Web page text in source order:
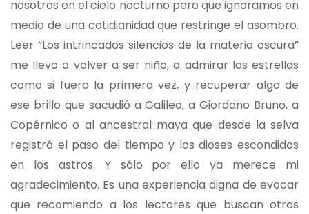
nosotros en el cielo nocturno pero que ignoramos en
medio de una cotidianidad que restringe el asombro.
Leer “Los intrincados silencios de la materia oscura”
me llevo a volver a ser niño, a admirar las estrellas
como si fuera la primera vez, y recuperar algo de
ese brillo que sacudió a Galileo, a Giordano Bruno, a
Copérnico o al ancestral maya que desde la selva
registró el paso del tiempo y los dioses escondidos
en los astros. Y sólo por ello ya merece mi
agradecimiento. Es una experiencia digna de evocar
que recomiendo a los lectores que buscan otras